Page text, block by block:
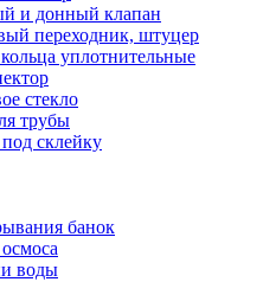
и донный клапан
переходник, штуцер
уплотнительные
стекло
трубы
склейку
банок
воды